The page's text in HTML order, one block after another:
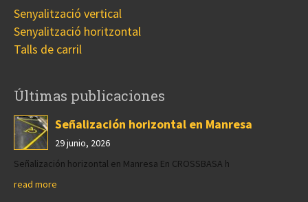
Senyalització vertical
Senyalització horitzontal
Talls de carril
Últimas publicaciones
Señalización horizontal en Manresa
29 junio, 2026
Señalización horizontal en Manresa En CROSSBASA h
read more